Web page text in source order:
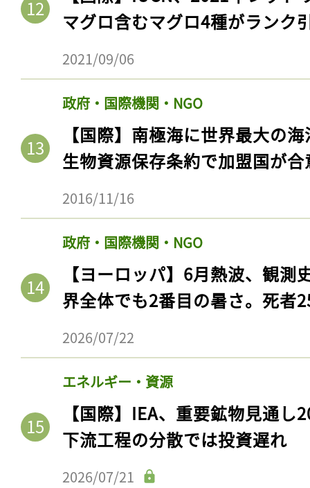
マグロ含むマグロ4種がランク
2021/09/06
政府・国際機関・NGO
【国際】南極海に世界最大の
生物資源保存条約で加盟国が合
2016/11/16
政府・国際機関・NGO
【ヨーロッパ】6月熱波、観
界全体でも2番目の暑さ。死者
2026/07/22
エネルギー・資源
【国際】IEA、重要鉱物見通
下流工程の分散では投資遅れ
2026/07/21